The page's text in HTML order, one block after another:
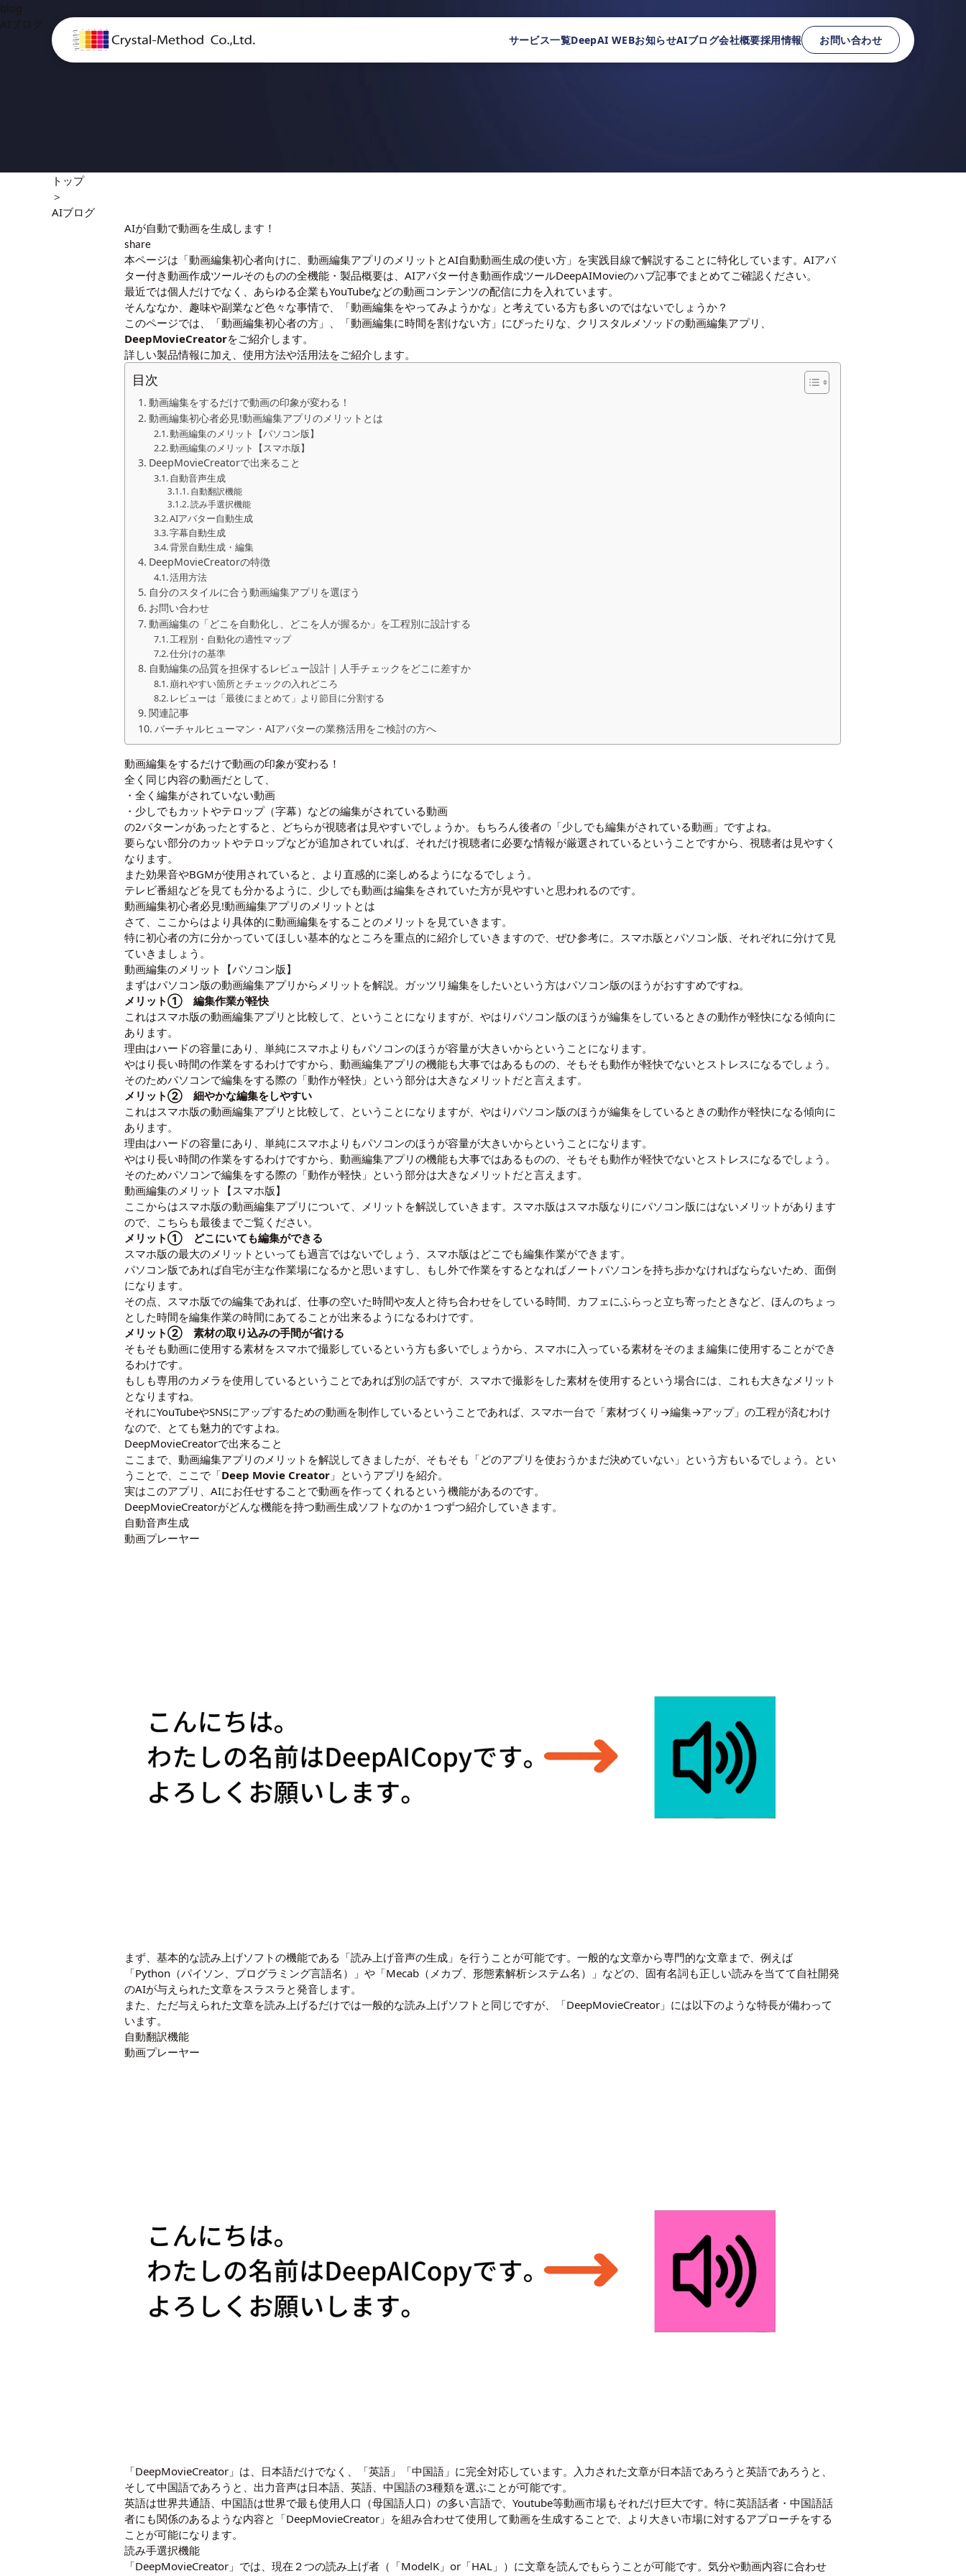
サービス一覧DeepAI WEBお知らせAIブログ会社概要採用情報 お問い合わせ
blog
AIブログ
トップ
＞
AIブログ
AIが自動で動画を生成します！
share
本ページは「動画編集初心者向けに、動画編集アプリのメリットとAI自動動画生成の使い方」を実践目線で解説することに特化しています。AIアバ
ター付き動画作成ツールそのものの全機能・製品概要は、AIアバター付き動画作成ツールDeepAIMovieのハブ記事でまとめてご確認ください。
最近では個人だけでなく、あらゆる企業もYouTubeなどの動画コンテンツの配信に力を入れています。
そんななか、趣味や副業など色々な事情で、「動画編集をやってみようかな」と考えている方も多いのではないでしょうか？
このページでは、「動画編集初心者の方」、「動画編集に時間を割けない方」にぴったりな、クリスタルメソッドの動画編集アプリ、
DeepMovieCreatorをご紹介します。
詳しい製品情報に加え、使用方法や活用法をご紹介します。
目次
動画編集をするだけで動画の印象が変わる！
動画編集初心者必見!動画編集アプリのメリットとは
動画編集のメリット【パソコン版】
動画編集のメリット【スマホ版】
DeepMovieCreatorで出来ること
自動音声生成
自動翻訳機能
読み手選択機能
AIアバター自動生成
字幕自動生成
背景自動生成・編集
DeepMovieCreatorの特徴
活用方法
自分のスタイルに合う動画編集アプリを選ぼう
お問い合わせ
動画編集の「どこを自動化し、どこを人が握るか」を工程別に設計する
工程別・自動化の適性マップ
仕分けの基準
自動編集の品質を担保するレビュー設計｜人手チェックをどこに差すか
崩れやすい箇所とチェックの入れどころ
レビューは「最後にまとめて」より節目に分割する
関連記事
バーチャルヒューマン・AIアバターの業務活用をご検討の方へ
動画編集をするだけで動画の印象が変わる！
全く同じ内容の動画だとして、
・全く編集がされていない動画
・少しでもカットやテロップ（字幕）などの編集がされている動画
の2パターンがあったとすると、どちらが視聴者は見やすいでしょうか。もちろん後者の「少しでも編集がされている動画」ですよね。
要らない部分のカットやテロップなどが追加されていれば、それだけ視聴者に必要な情報が厳選されているということですから、視聴者は見やすく
なります。
また効果音やBGMが使用されていると、より直感的に楽しめるようになるでしょう。
テレビ番組などを見ても分かるように、少しでも動画は編集をされていた方が見やすいと思われるのです。
動画編集初心者必見!動画編集アプリのメリットとは
さて、ここからはより具体的に動画編集をすることのメリットを見ていきます。
特に初心者の方に分かっていてほしい基本的なところを重点的に紹介していきますので、ぜひ参考に。スマホ版とパソコン版、それぞれに分けて見
ていきましょう。
動画編集のメリット【パソコン版】
まずはパソコン版の動画編集アプリからメリットを解説。ガッツリ編集をしたいという方はパソコン版のほうがおすすめですね。
メリット① 編集作業が軽快
これはスマホ版の動画編集アプリと比較して、ということになりますが、やはりパソコン版のほうが編集をしているときの動作が軽快になる傾向に
あります。
理由はハードの容量にあり、単純にスマホよりもパソコンのほうが容量が大きいからということになります。
やはり長い時間の作業をするわけですから、動画編集アプリの機能も大事ではあるものの、そもそも動作が軽快でないとストレスになるでしょう。
そのためパソコンで編集をする際の「動作が軽快」という部分は大きなメリットだと言えます。
メリット② 細やかな編集をしやすい
これはスマホ版の動画編集アプリと比較して、ということになりますが、やはりパソコン版のほうが編集をしているときの動作が軽快になる傾向に
あります。
理由はハードの容量にあり、単純にスマホよりもパソコンのほうが容量が大きいからということになります。
やはり長い時間の作業をするわけですから、動画編集アプリの機能も大事ではあるものの、そもそも動作が軽快でないとストレスになるでしょう。
そのためパソコンで編集をする際の「動作が軽快」という部分は大きなメリットだと言えます。
動画編集のメリット【スマホ版】
ここからはスマホ版の動画編集アプリについて、メリットを解説していきます。スマホ版はスマホ版なりにパソコン版にはないメリットがあります
ので、こちらも最後までご覧ください。
メリット① どこにいても編集ができる
スマホ版の最大のメリットといっても過言ではないでしょう、スマホ版はどこでも編集作業ができます。
パソコン版であれば自宅が主な作業場になるかと思いますし、もし外で作業をするとなればノートパソコンを持ち歩かなければならないため、面倒
になります。
その点、スマホ版での編集であれば、仕事の空いた時間や友人と待ち合わせをしている時間、カフェにふらっと立ち寄ったときなど、ほんのちょっ
とした時間を編集作業の時間にあてることが出来るようになるわけです。
メリット② 素材の取り込みの手間が省ける
そもそも動画に使用する素材をスマホで撮影しているという方も多いでしょうから、スマホに入っている素材をそのまま編集に使用することができ
るわけです。
もしも専用のカメラを使用しているということであれば別の話ですが、スマホで撮影をした素材を使用するという場合には、これも大きなメリット
となりますね。
それにYouTubeやSNSにアップするための動画を制作しているということであれば、スマホ一台で「素材づくり→編集→アップ」の工程が済むわけ
なので、とても魅力的ですよね。
DeepMovieCreatorで出来ること
ここまで、動画編集アプリのメリットを解説してきましたが、そもそも「どのアプリを使おうかまだ決めていない」という方もいるでしょう。とい
うことで、ここで「Deep Movie Creator 」というアプリを紹介。
実はこのアプリ、AIにお任せすることで動画を作ってくれるという機能があるのです。
DeepMovieCreatorがどんな機能を持つ動画生成ソフトなのか１つずつ紹介していきます。
自動音声生成
動画プレーヤー
まず、基本的な読み上げソフトの機能である「読み上げ音声の生成」を行うことが可能です。一般的な文章から専門的な文章まで、例えば
「Python（パイソン、プログラミング言語名）」や「Mecab（メカブ、形態素解析システム名）」などの、固有名詞も正しい読みを当てて自社開発
のAIが与えられた文章をスラスラと発音します。
また、ただ与えられた文章を読み上げるだけでは一般的な読み上げソフトと同じですが、「DeepMovieCreator」には以下のような特長が備わって
います。
自動翻訳機能
動画プレーヤー
「DeepMovieCreator」は、日本語だけでなく、「英語」「中国語」に完全対応しています。入力された文章が日本語であろうと英語であろうと、
そして中国語であろうと、出力音声は日本語、英語、中国語の3種類を選ぶことが可能です。
英語は世界共通語、中国語は世界で最も使用人口（母国語人口）の多い言語で、Youtube等動画市場もそれだけ巨大です。特に英語話者・中国語話
者にも関係のあるような内容と「DeepMovieCreator」を組み合わせて使用して動画を生成することで、より大きい市場に対するアプローチをする
ことが可能になります。
読み手選択機能
「DeepMovieCreator」では、現在２つの読み上げ者（「ModelK」or「HAL」）に文章を読んでもらうことが可能です。気分や動画内容に合わせ